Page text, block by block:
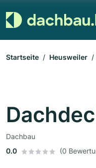
Startseite Heusweiler
Dachbau
0.0
(0